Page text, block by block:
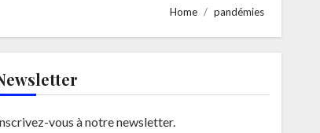
Home pandémies
vous à notre newsletter.